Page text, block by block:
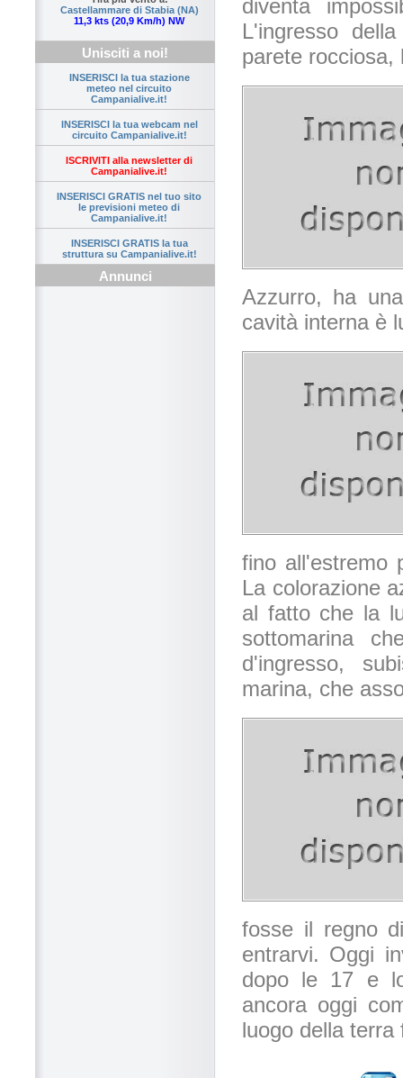
Castellammare di Stabia (NA)
11,3 kts (20,9 Km/h) NW
Unisciti a noi!
INSERISCI la tua stazione
meteo nel circuito
Campanialive.it!
INSERISCI la tua webcam nel
circuito Campanialive.it!
ISCRIVITI alla newsletter di
Campanialive.it!
INSERISCI GRATIS nel tuo sito
le previsioni meteo di
Campanialive.it!
INSERISCI GRATIS la tua
struttura su Campanialive.it!
Annunci
diventa
L'ingresso
parete
Azzurro, ha
cavità interna è
fino all'estremo
La colorazione
al fatto che la
sottomarina
d'ingresso,
marina, che
fosse il regno
entrarvi. Oggi
dopo le 17 e
ancora oggi
luogo della